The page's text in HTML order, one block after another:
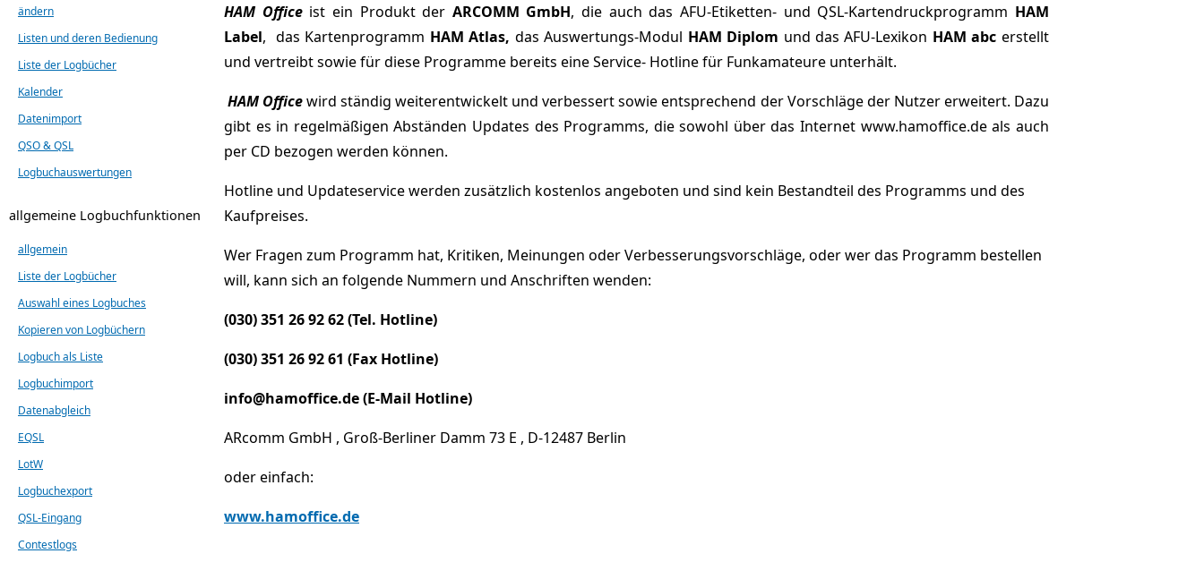
ändern
Listen und deren Bedienung
Liste der Logbücher
Kalender
Datenimport
QSO & QSL
Logbuchauswertungen
allgemeine Logbuchfunktionen
allgemein
Liste der Logbücher
Auswahl eines Logbuches
Kopieren von Logbüchern
Logbuch als Liste
Logbuchimport
Datenabgleich
EQSL
LotW
Logbuchexport
QSL-Eingang
Contestlogs
HAM Officeist ein Produkt der ARCOMM GmbH, die auch das AFU-Etiketten- und QSL-Kartendruckprogramm HAM
Label, das Kartenprogramm HAM Atlas, das Auswertungs-Modul HAM Diplom und das AFU-Lexikon HAM abc erstellt
und vertreibt sowie für diese Programme bereits eine Service- Hotline für Funkamateure unterhält.
HAM Officewird ständig weiterentwickelt und verbessert sowie entsprechend der Vorschläge der Nutzer erweitert. Dazu
gibt es in regelmäßigen Abständen Updates des Programms, die sowohl über das Internet www.hamoffice.de als auch
per CD bezogen werden können.
Hotline und Updateservice werden zusätzlich kostenlos angeboten und sind kein Bestandteil des Programms und des
Kaufpreises.
Wer Fragen zum Programm hat, Kritiken, Meinungen oder Verbesserungsvorschläge, oder wer das Programm bestellen
will, kann sich an folgende Nummern und Anschriften wenden:
(030) 351 26 92 62 (Tel. Hotline)
(030) 351 26 92 61 (Fax Hotline)
info@hamoffice.de (E-Mail Hotline)
ARcomm GmbH , Groß-Berliner Damm 73 E , D-12487 Berlin
oder einfach:
www.hamoffice.de